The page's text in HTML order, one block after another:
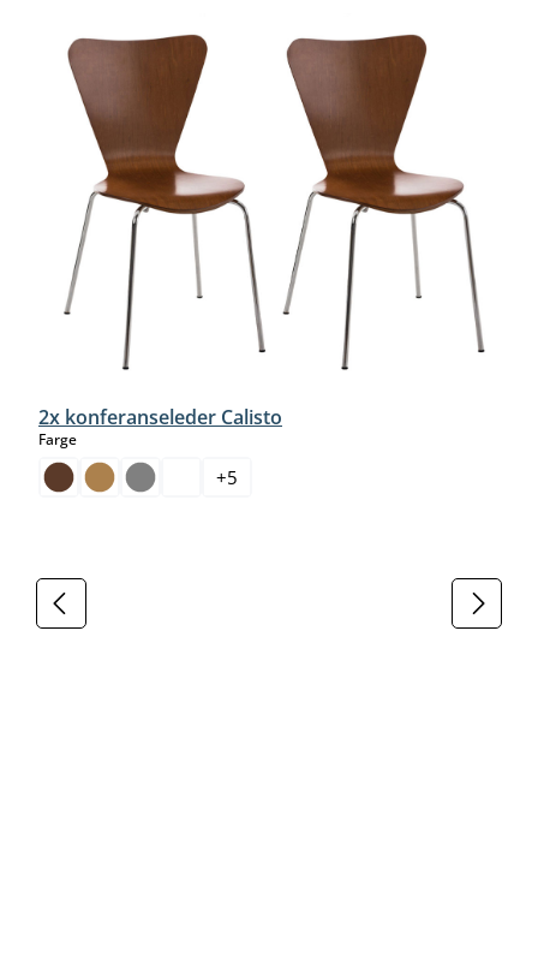
2x konferanseleder Calisto
Fargeselect
+5